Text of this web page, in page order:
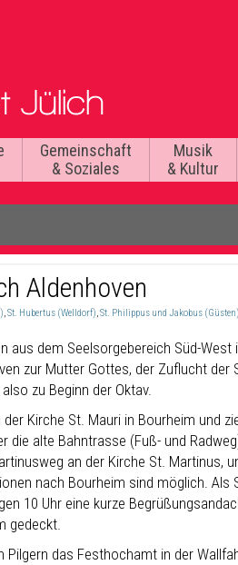
Gemeinschaft
& Soziales
Musik
& Kultur
Aldenhoven
,St. Hubertus (Welldorf),St. Philippus und Jakobus (Güsten)
aus dem Seelsorgebereich Süd-
zur Mutter Gottes, der Zuflucht
zu Beginn der Oktav.
Kirche St. Mauri in Bourheim und
die alte Bahntrasse (Fuß- und
an der Kirche St. Martinus,
nach Bourheim sind möglich.
10 Uhr eine kurze
gedeckt.
Pilgern das Festhochamt in der